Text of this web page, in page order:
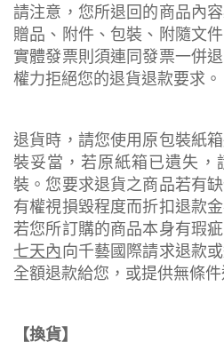
請注意，您所退回的商品內
贈品、附件、包裝、附隨文
實體發票則須連同發票一併
權力拒絕您的退貨退款要求。
退貨時，請您使用原包裝紙
裝妥當，若原紙箱已遺失，
裝。您要求退貨之商品若有
有權視損毀程度而折扣退款
若您所訂購的商品本身有瑕
七天內 向千藝國際請求退款
全額退款給您，或提供無條
【換貨】